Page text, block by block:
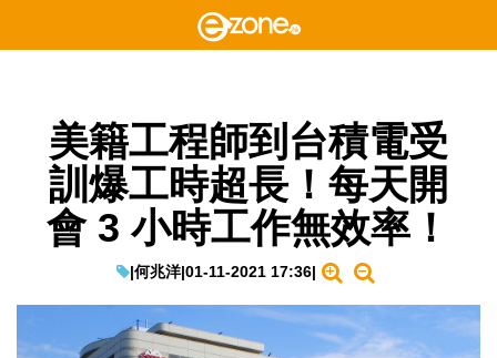
美籍工程師到台積電受
訓爆工時超長！每天開
會 3 小時工作無效率！
|何兆洋|01-11-2021 17:36|